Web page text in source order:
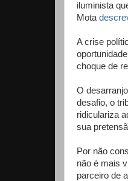
iluminista
Mota
A crise
choque de
O
desafio, o
ridiculariza
sua
Por não
não é mais
parceiro de